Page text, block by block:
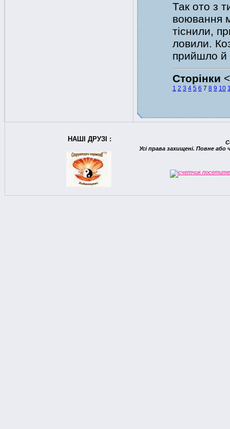
Так ото з
воювання
тіснили,
ловили.
прийшло й
Сторінки
1 2 3 4 5 6 7 8 9 10
НАШІ ДРУЗІ :
Усі права захищені. Повне